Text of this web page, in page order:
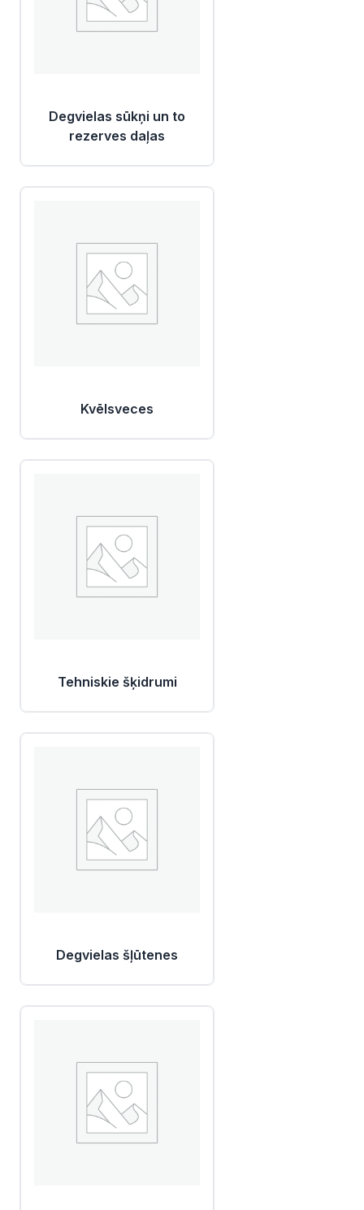
Degvielas sūkņi un to
rezerves daļas
Kvēlsveces
Tehniskie šķidrumi
Degvielas šļūtenes